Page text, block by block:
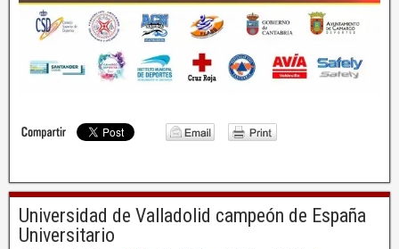
Universidad de Valladolid campeón de España
Universitario